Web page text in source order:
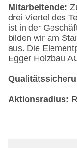
Mitarbeitende:
drei Viertel des
ist in der
bilden wir am
aus. Die
Egger Holzbau
Aktionsradius: